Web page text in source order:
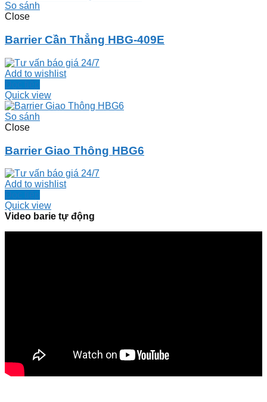
So sánh
Close
Barrier Cần Thẳng HBG-409E
Add to wishlist
Đọc tiếp
Quick view
So sánh
Close
Barrier Giao Thông HBG6
Add to wishlist
Đọc tiếp
Quick view
Video barie tự động